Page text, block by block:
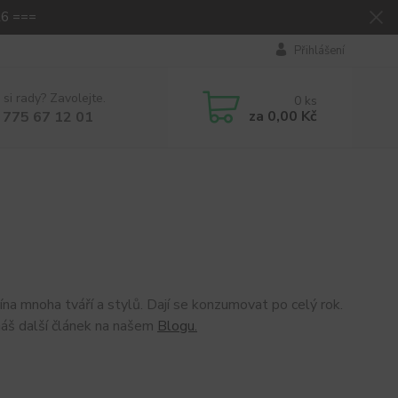
===
Přihlášení
si rady? Zavolejte.
775 67 12 01
0 ks
za 0,00 Kč
mnoha tváří a stylů. Dají se konzumovat po celý rok.
další článek na našem Blogu.